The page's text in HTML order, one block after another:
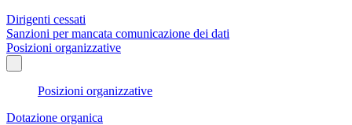
Dirigenti cessati
Sanzioni per mancata comunicazione dei dati
Posizioni organizzative
Posizioni organizzative
Dotazione organica